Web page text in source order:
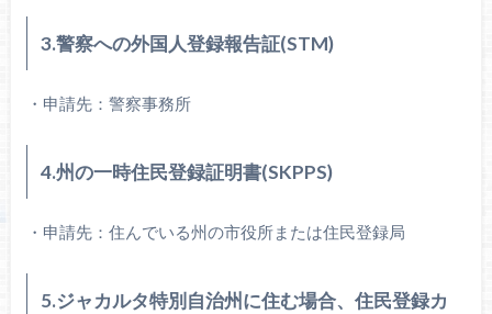
3.警察への外国人登録報告証(STM)
・申請先：警察事務所
4.州の一時住民登録証明書(SKPPS)
・申請先：住んでいる州の市役所または住民登録局
5.ジャカルタ特別自治州に住む場合、住民登録カ